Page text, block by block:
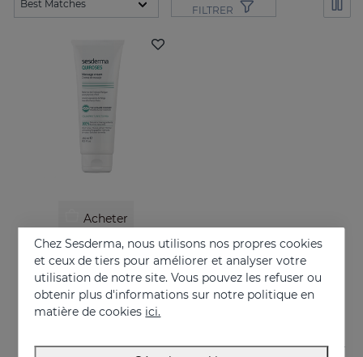
FILTRER
Acheter
QUIROSES Creme De Massage
Relieves the feeling of fatigue after physical exertion, providing a pleasant sensation of well-being.
24.95 €
Chez Sesderma, nous utilisons nos propres cookies
et ceux de tiers pour améliorer et analyser votre
utilisation de notre site. Vous pouvez les refuser ou
obtenir plus d'informations sur notre politique en
matière de cookies ici.